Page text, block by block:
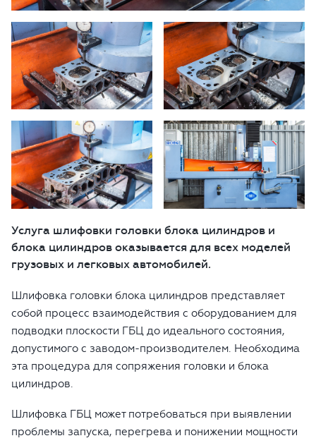
Услуга шлифовки головки блока цилиндров и
блока цилиндров оказывается для всех моделей
грузовых и легковых автомобилей.
Шлифовка головки блока цилиндров представляет
собой процесс взаимодействия с оборудованием для
подводки плоскости ГБЦ до идеального состояния,
допустимого с заводом-производителем. Необходима
эта процедура для сопряжения головки и блока
цилиндров.
Шлифовка ГБЦ может потребоваться при выявлении
проблемы запуска, перегрева и понижении мощности